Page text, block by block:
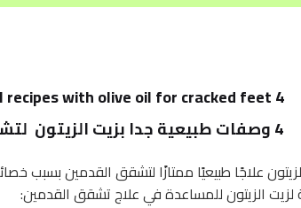
4 very natural recipes with olive oil for cracked feet
4 وصفات طبيعية جدا بزيت الزيتون لتشقق الأقدام
الزيتون علاجًا طبيعيًا ممتازًا لتشقق القدمين بسبب
لزيت الزيتون للمساعدة في علاج تشقق القدمين: